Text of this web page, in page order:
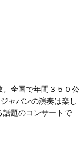
全国で年間３５０公
ャパンの演奏は楽し
話題のコンサートで